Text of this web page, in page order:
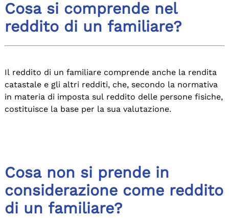
Cosa si comprende nel
reddito di un familiare?
Il reddito di un familiare comprende anche la rendita
catastale e gli altri redditi, che, secondo la normativa
in materia di imposta sul reddito delle persone fisiche,
costituisce la base per la sua valutazione.
Cosa non si prende in
considerazione come reddito
di un familiare?